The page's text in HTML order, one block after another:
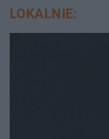
LOKALNIE: